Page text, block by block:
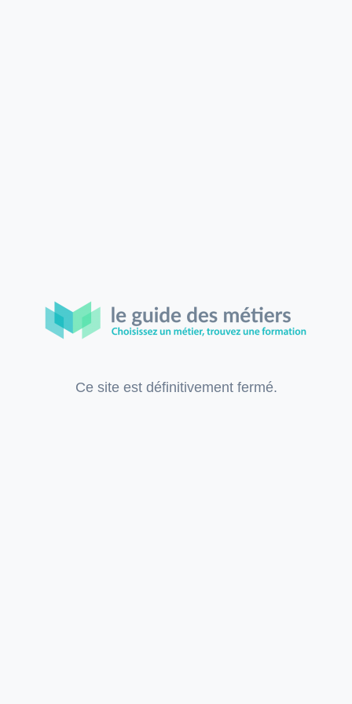
Ce site est définitivement fermé.